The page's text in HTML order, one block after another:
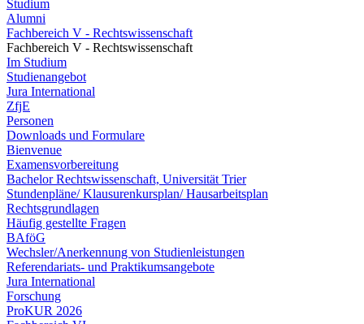
Studium
Alumni
Fachbereich V - Rechtswissenschaft
Fachbereich V - Rechtswissenschaft
Im Studium
Studienangebot
Jura International
ZfjE
Personen
Downloads und Formulare
Bienvenue
Examensvorbereitung
Bachelor Rechtswissenschaft, Universität Trier
Stundenpläne/ Klausurenkursplan/ Hausarbeitsplan
Rechtsgrundlagen
Häufig gestellte Fragen
BAföG
Wechsler/Anerkennung von Studienleistungen
Referendariats- und Praktikumsangebote
Jura International
Forschung
ProKUR 2026